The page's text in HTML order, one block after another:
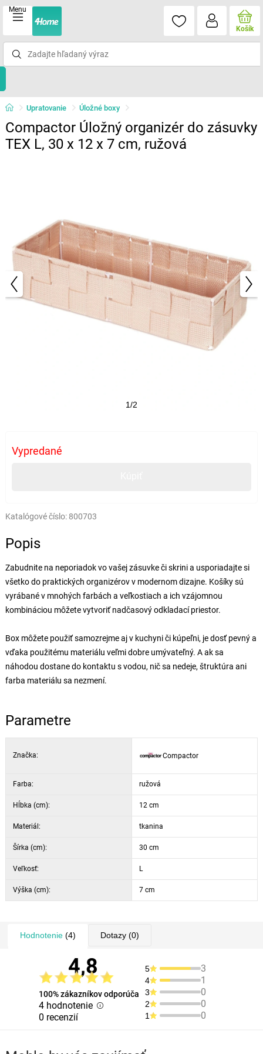
Menu
Košík
Upratovanie Úložné boxy
Compactor Úložný organizér do zásuvky
TEX L, 30 x 12 x 7 cm, ružová
1/2
Vypredané
Katalógové číslo: 800703
Popis
Zabudnite na neporiadok vo vašej zásuvke či skrini a usporiadajte si
všetko do praktických organizérov v modernom dizajne. Košíky sú
vyrábané v mnohých farbách a veľkostiach a ich vzájomnou
kombináciou môžete vytvoriť nadčasový odkladací priestor.
Box môžete použiť samozrejme aj v kuchyni či kúpeľni, je dosť pevný a
vďaka použitému materiálu veľmi dobre umývateľný. A ak sa
náhodou dostane do kontaktu s vodou, nič sa nedeje, štruktúra ani
farba materiálu sa nezmení.
Parametre
Značka: Compactor
Farba: ružová
Hĺbka (cm): 12 cm
Materiál: tkanina
Šírka (cm): 30 cm
Veľkosť: L
Výška (cm): 7 cm
Hodnotenie(4) Dotazy(0)
4,8
100% zákazníkov odporúča
4 hodnotenie
0 recenzií
5 3
4 1
3 0
2 0
1 0